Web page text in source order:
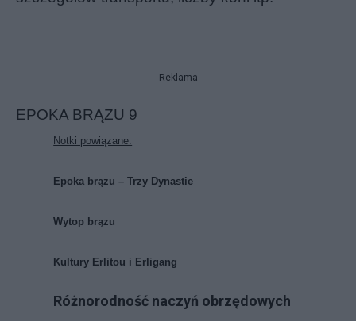
Reklama
EPOKA BRĄZU 9
Notki powiązane:
Epoka brązu – Trzy Dynastie
Wytop brązu
Kultury Erlitou i Erligang
Różnorodność naczyń obrzędowych